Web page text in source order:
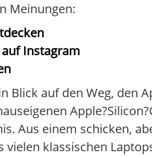
Meinungen:
Instagram
auf den Weg, den
Aus einem schicken,
klassischen